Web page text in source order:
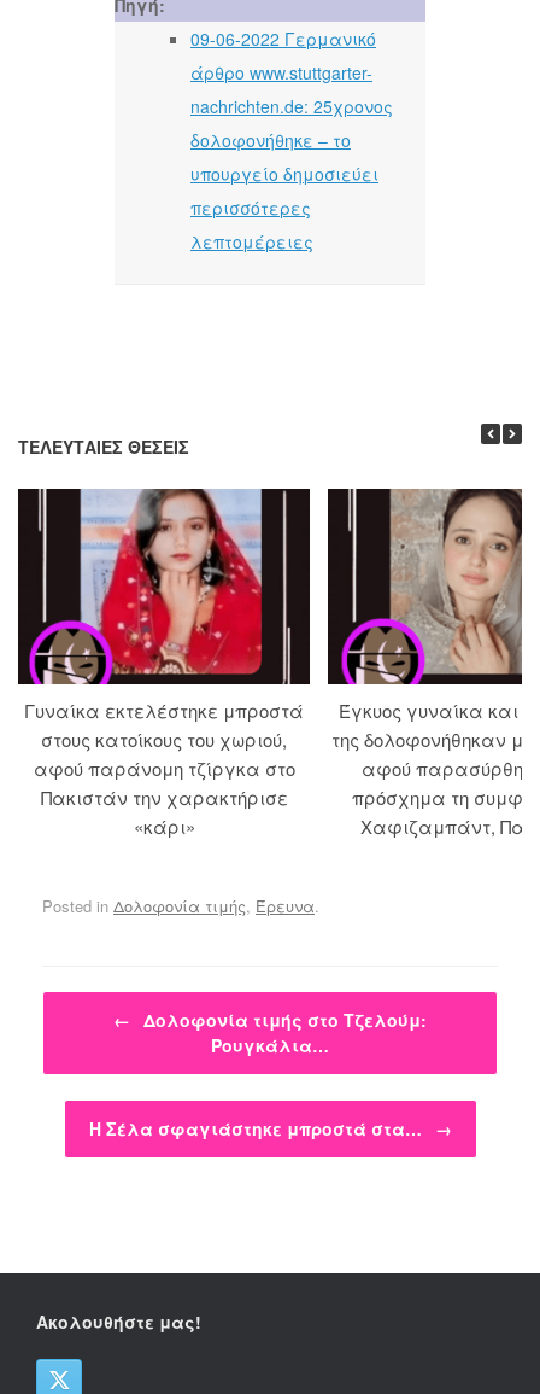
Πηγή:
09-06-2022 Γερμανικό
άρθρο www.stuttgarter-
nachrichten.de: 25χρονος
δολοφονήθηκε – το
υπουργείο δημοσιεύει
περισσότερες
λεπτομέρειες
ΤΕΛΕΥΤΑΊΕΣ ΘΈΣΕΙΣ
Γυναίκα εκτελέστηκε μπροστά
στους κατοίκους του χωριού,
αφού παράνομη τζίργκα στο
Πακιστάν την χαρακτήρισε
«κάρι»
Έγκυος γυναίκα και ο
της δολοφονήθηκαν
αφού
πρόσχημα τη
Χαφιζαμπάντ,
Posted in Δολοφονία τιμής, Έρευνα.
Post navigation
← Δολοφονία τιμής στο Τζελούμ:
Ρουγκάλια…
Η Σέλα σφαγιάστηκε μπροστά στα… →
Ακολουθήστε μας!